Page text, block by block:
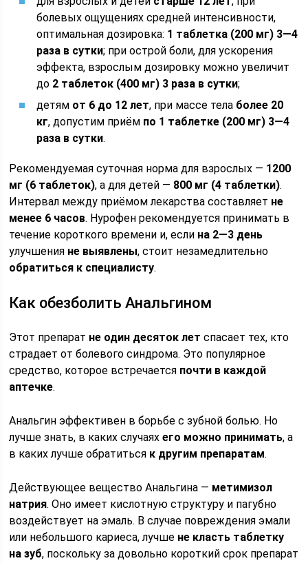
болевых ощущениях средней интенсивности,
оптимальная дозировка: 1 таблетка (200 мг) 3—4
раза в сутки; при острой боли, для ускорения
эффекта, взрослым дозировку можно увеличит
до 2 таблеток (400 мг) 3 раза в сутки;
детям от 6 до 12 лет, при массе тела более 20
кг, допустим приём по 1 таблетке (200 мг) 3—4
раза в сутки.
Рекомендуемая суточная норма для взрослых — 1200
мг (6 таблеток), а для детей — 800 мг (4 таблетки).
Интервал между приёмом лекарства составляет не
менее 6 часов. Нурофен рекомендуется принимать в
течение короткого времени и, если на 2—3 день
улучшения не выявлены, стоит незамедлительно
обратиться к специалисту.
Как обезболить Анальгином
Этот препарат не один десяток лет спасает тех, кто
страдает от болевого синдрома. Это популярное
средство, которое встречается почти в каждой
аптечке.
Анальгин эффективен в борьбе с зубной болью. Но
лучше знать, в каких случаяхего можно принимать, а
в каких лучше обратиться к другим препаратам.
Действующее вещество Анальгина — метимизол
натрия. Оно имеет кислотную структуру и пагубно
воздействует на эмаль. В случае повреждения эмали
или небольшого кариеса, лучше не класть таблетку
на зуб, поскольку за довольно короткий срок препарат